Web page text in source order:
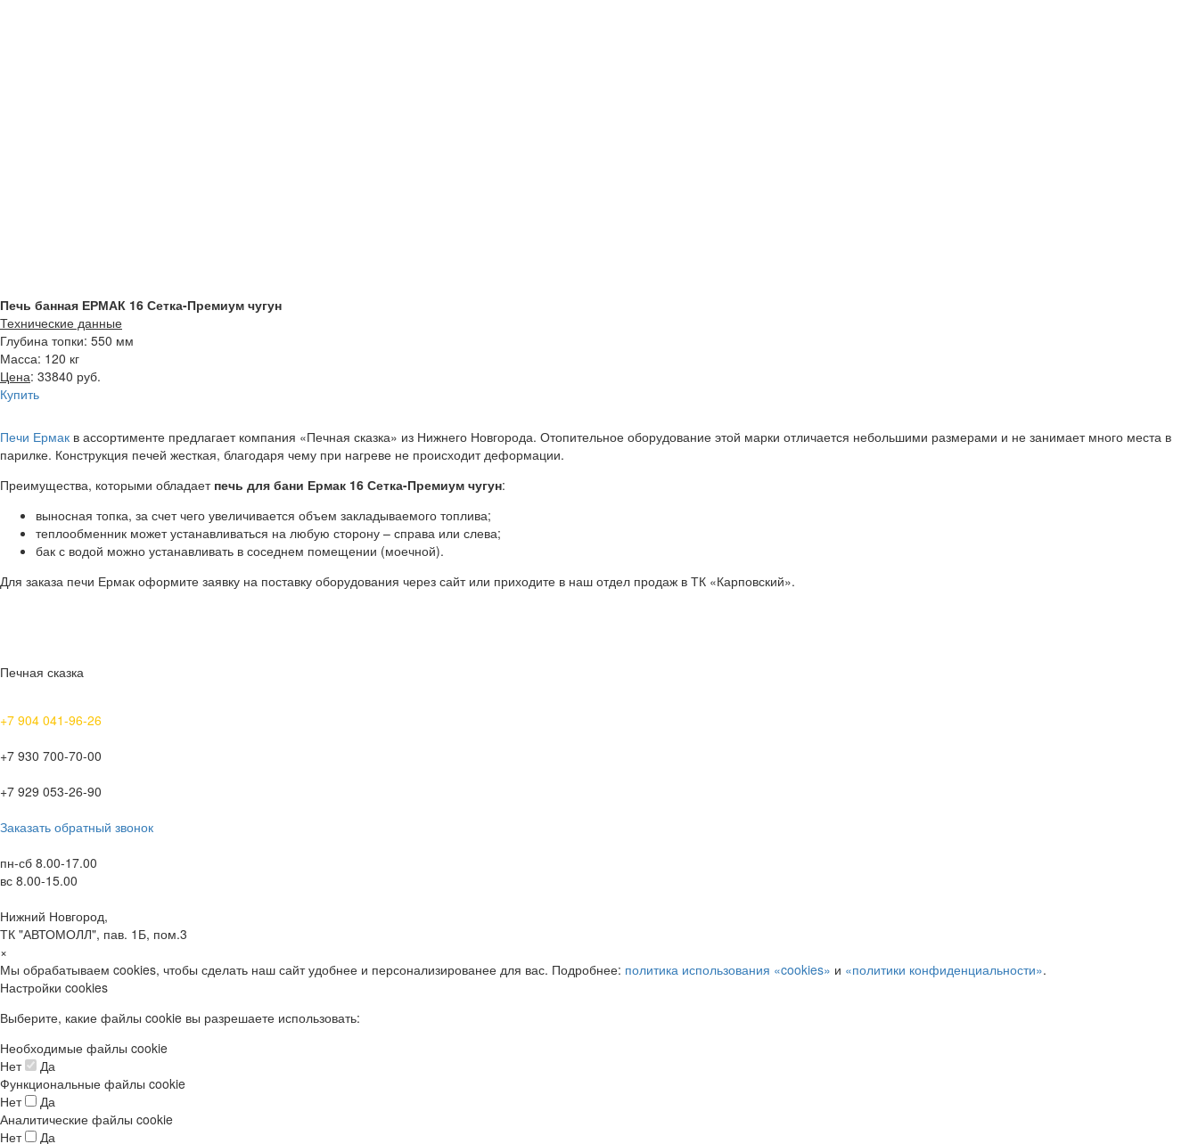
Печь банная ЕРМАК 16 Сетка-Премиум чугун
Технические данные
Глубина топки: 550 мм
Масса: 120 кг
Цена: 33840 руб.
Купить
Печи Ермак в ассортименте предлагает компания «Печная сказка» из Нижнего Новгорода. Отопительное оборудование этой марки отличается небольшими размерами и не занимает много места в
парилке. Конструкция печей жесткая, благодаря чему при нагреве не происходит деформации.
Преимущества, которыми обладает печь для бани Ермак 16 Сетка-Премиум чугун:
выносная топка, за счет чего увеличивается объем закладываемого топлива;
теплообменник может устанавливаться на любую сторону – справа или слева;
бак с водой можно устанавливать в соседнем помещении (моечной).
Для заказа печи Ермак оформите заявку на поставку оборудования через сайт или приходите в наш отдел продаж в ТК «Карповский».
Печная сказка
+7 904 041-96-26
+7 930 700-70-00
+7 929 053-26-90
Заказать обратный звонок
пн-сб 8.00-17.00
вс 8.00-15.00
Нижний Новгород,
ТК "АВТОМОЛЛ", пав. 1Б, пом.3
×
Мы обрабатываем cookies, чтобы сделать наш сайт удобнее и персонализированее для вас. Подробнее: политика использования «cookies» и «политики конфиденциальности».
Настройки cookies
Выберите, какие файлы cookie вы разрешаете использовать:
Необходимые файлы cookie
Нет
Да
Функциональные файлы cookie
Нет
Да
Аналитические файлы cookie
Нет
Да